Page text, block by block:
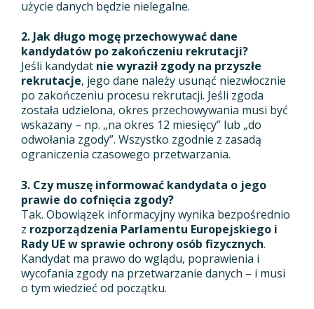
użycie danych będzie nielegalne.
2. Jak długo mogę przechowywać dane
kandydatów po zakończeniu rekrutacji?
Jeśli kandydat nie wyraził zgody na przyszłe
rekrutacje, jego dane należy usunąć niezwłocznie
po zakończeniu procesu rekrutacji. Jeśli zgoda
została udzielona, okres przechowywania musi być
wskazany – np. „na okres 12 miesięcy” lub „do
odwołania zgody”. Wszystko zgodnie z zasadą
ograniczenia czasowego przetwarzania.
3. Czy muszę informować kandydata o jego
prawie do cofnięcia zgody?
Tak. Obowiązek informacyjny wynika bezpośrednio
z rozporządzenia Parlamentu Europejskiego i
Rady UE w sprawie ochrony osób fizycznych.
Kandydat ma prawo do wglądu, poprawienia i
wycofania zgody na przetwarzanie danych – i musi
o tym wiedzieć od początku.